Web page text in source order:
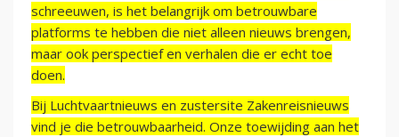
schreeuwen, is het belangrijk om betrouwbare
platforms te hebben die niet alleen nieuws brengen,
maar ook perspectief en verhalen die er echt toe
doen.
Bij Luchtvaartnieuws en zustersite Zakenreisnieuws
vind je die betrouwbaarheid. Onze toewijding aan het